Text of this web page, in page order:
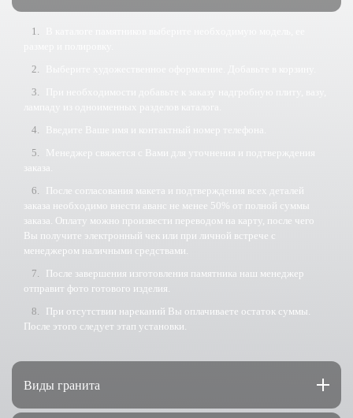
лампаду из одноименных разделов каталога.
Введите Ваше имя и контактный номер телефона.
Менеджер свяжется с Вами для уточнения и подтверждения
заказа.
После согласования макета и подтверждения всех деталей
заказа необходимо внести аванс не менее 50% от полной суммы
заказа. Оплату можно произвести переводом на карту, после чего
Вы получите электронный чек или при личной встрече с
менеджером наличными средствами.
После завершения изготовления памятника наш менеджер
отправит фото готового изделия.
При отсутствии нареканий Вы оплачиваете остаток суммы.
После этого следует этап установки.
Виды гранита